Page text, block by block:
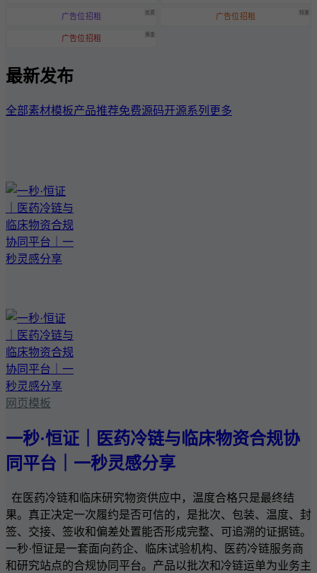
广告位招租 优质 广告位招租 特惠
广告位招租 黄金
最新发布
全部素材模板产品推荐免费源码开源系列 更多
网页模板
一秒·恒证｜医药冷链与临床物资合规协
同平台｜一秒灵感分享
在医药冷链和临床研究物资供应中，温度合格只是最终结
果。真正决定一次履约是否可信的，是批次、包装、温度、封
签、交接、签收和偏差处置能否形成完整、可追溯的证据链。
一秒·恒证是一套面向药企、临床试验机构、医药冷链服务商
和研究站点的合规协同平台。产品以批次和冷链运单为业务主